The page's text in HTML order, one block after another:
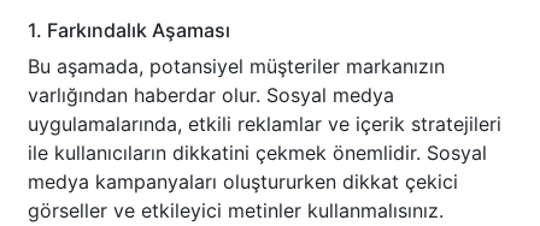
1. Farkındalık Aşaması
Bu aşamada, potansiyel müşteriler markanızın
varlığından haberdar olur. Sosyal medya
uygulamalarında, etkili reklamlar ve içerik stratejileri
ile kullanıcıların dikkatini çekmek önemlidir. Sosyal
medya kampanyaları oluştururken dikkat çekici
görseller ve etkileyici metinler kullanmalısınız.